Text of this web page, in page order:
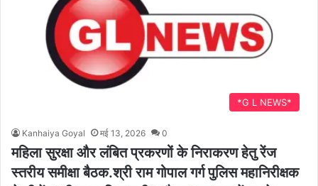
*G L NEWS*
Kanhaiya Goyal मई 13, 2026 0
महिला सुरक्षा और लंबित प्रकरणों के निराकरण हेतु रेंज
स्तरीय समीक्षा बैठक.श्री राम गोपाल गर्ग पुलिस महानिरीक्षक